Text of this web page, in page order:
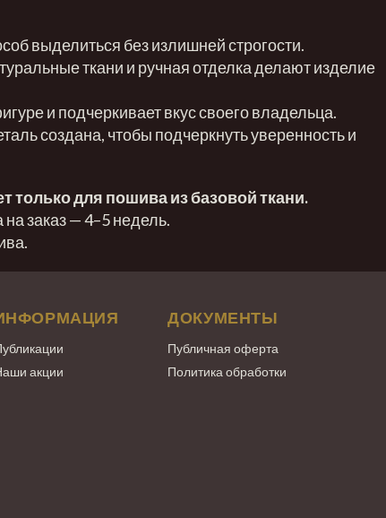
выделиться без излишней строгости.
ткани и ручная отделка делают изделие
и подчеркивает вкус своего владельца.
создана, чтобы подчеркнуть уверенность и
только для пошива из базовой ткани.
заказ — 4–5 недель.
акции
ДОКУМЕНТЫ
Публичная оферта
Политика обработки